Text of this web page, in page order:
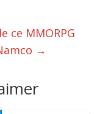
ce MMORPG
→